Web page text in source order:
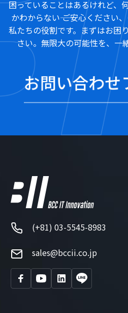
困っていることはあるけれど、
かわからない―― ご安心ください
私たちの役割です。まずはお困
さい。無限大の可能性を、一
お問い合わせ
(+81) 03-5545-8983
sales@bccii.co.jp